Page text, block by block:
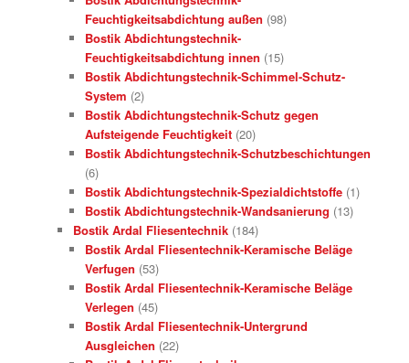
Feuchtigkeitsabdichtung außen (98)
Bostik Abdichtungstechnik-
Feuchtigkeitsabdichtung innen (15)
Bostik Abdichtungstechnik-Schimmel-Schutz-
System (2)
Bostik Abdichtungstechnik-Schutz gegen
Aufsteigende Feuchtigkeit (20)
Bostik Abdichtungstechnik-Schutzbeschichtungen
(6)
Bostik Abdichtungstechnik-Spezialdichtstoffe (1)
Bostik Abdichtungstechnik-Wandsanierung (13)
Bostik Ardal Fliesentechnik (184)
Bostik Ardal Fliesentechnik-Keramische Beläge
Verfugen (53)
Bostik Ardal Fliesentechnik-Keramische Beläge
Verlegen (45)
Bostik Ardal Fliesentechnik-Untergrund
Ausgleichen (22)